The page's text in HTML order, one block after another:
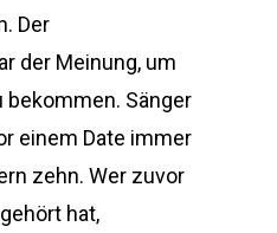
Der
der Meinung, um
bekommen. Sänger
einem Date immer
zehn. Wer zuvor
hat,